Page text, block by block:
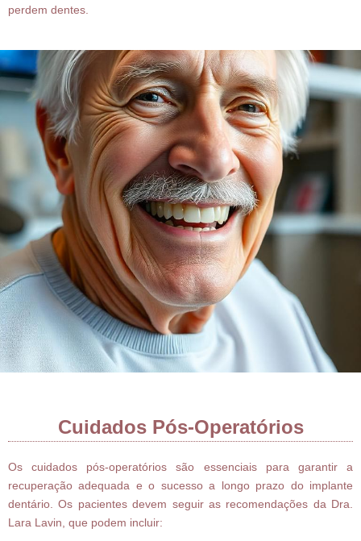
perdem dentes.
Cuidados Pós-Operatórios
Os cuidados pós-operatórios são essenciais para garantir a
recuperação adequada e o sucesso a longo prazo do implante
dentário. Os pacientes devem seguir as recomendações da Dra.
Lara Lavin, que podem incluir: